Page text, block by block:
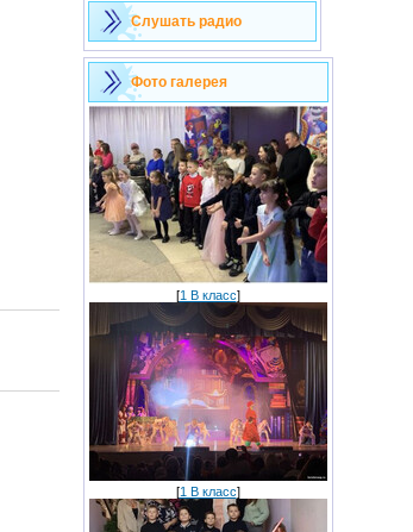
Слушать радио
Фото галерея
[1 В класс]
[1 В класс]